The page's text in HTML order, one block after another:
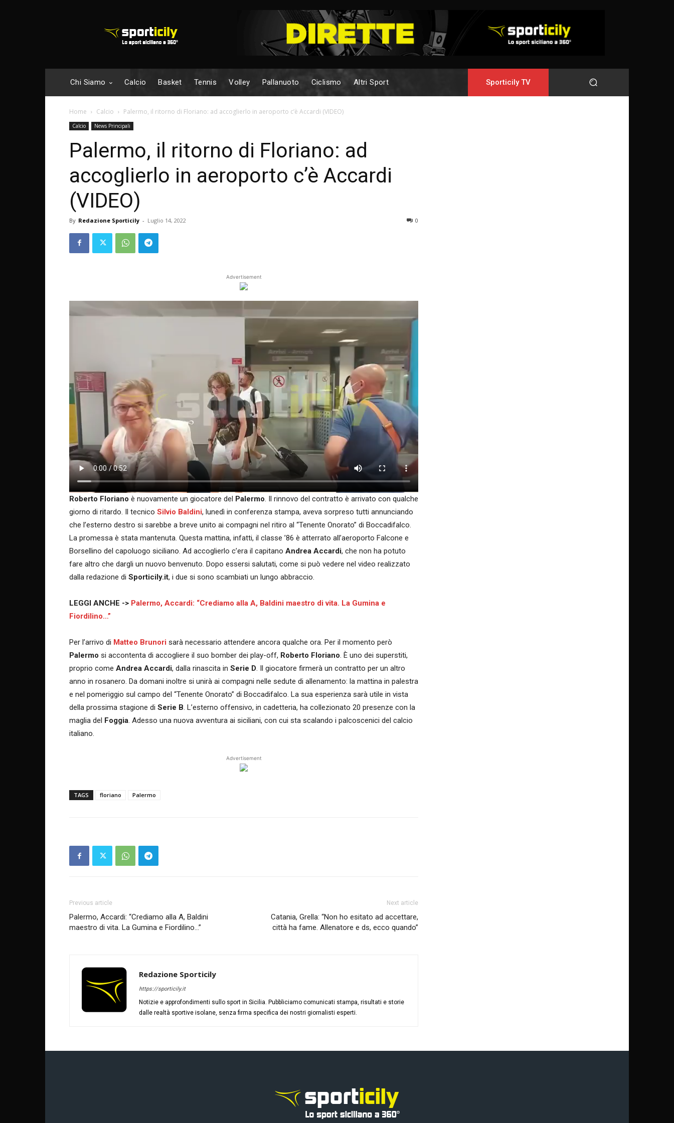
Chi Siamo Calcio Basket Tennis Volley Pallanuoto Ciclismo Altri Sport Sporticily TV
Home Calcio Palermo, il ritorno di Floriano: ad accoglierlo in aeroporto c’è Accardi (VIDEO)
Calcio News Principali
Palermo, il ritorno di Floriano: ad
accoglierlo in aeroporto c’è Accardi
(VIDEO)
By Redazione Sporticily - Luglio 14, 2022 0
Advertisement
Roberto Floriano è nuovamente un giocatore del Palermo. Il rinnovo del contratto è arrivato con qualche
giorno di ritardo. Il tecnico Silvio Baldini, lunedì in conferenza stampa, aveva sorpreso tutti annunciando
che l’esterno destro si sarebbe a breve unito ai compagni nel ritiro al “Tenente Onorato” di Boccadifalco.
La promessa è stata mantenuta. Questa mattina, infatti, il classe ’86 è atterrato all’aeroporto Falcone e
Borsellino del capoluogo siciliano. Ad accoglierlo c’era il capitano Andrea Accardi, che non ha potuto
fare altro che dargli un nuovo benvenuto. Dopo essersi salutati, come si può vedere nel video realizzato
dalla redazione di Sporticily.it, i due si sono scambiati un lungo abbraccio.
LEGGI ANCHE -> Palermo, Accardi: “Crediamo alla A, Baldini maestro di vita. La Gumina e
Fiordilino…”
Per l’arrivo di Matteo Brunori sarà necessario attendere ancora qualche ora. Per il momento però
Palermo si accontenta di accogliere il suo bomber dei play-off, Roberto Floriano. È uno dei superstiti,
proprio come Andrea Accardi, dalla rinascita in Serie D. Il giocatore firmerà un contratto per un altro
anno in rosanero. Da domani inoltre si unirà ai compagni nelle sedute di allenamento: la mattina in palestra
e nel pomeriggio sul campo del “Tenente Onorato” di Boccadifalco. La sua esperienza sarà utile in vista
della prossima stagione di Serie B. L’esterno offensivo, in cadetteria, ha collezionato 20 presenze con la
maglia del
Foggia. Adesso una nuova avventura ai siciliani, con cui sta scalando i palcoscenici del calcio
italiano.
Advertisement
TAGS floriano Palermo
Previous article
Palermo, Accardi: “Crediamo alla A, Baldini
maestro di vita. La Gumina e Fiordilino…”
Next article
Catania, Grella: “Non ho esitato ad accettare,
città ha fame. Allenatore e ds, ecco quando”
Redazione Sporticily
https://sporticily.it
Notizie e approfondimenti sullo sport in Sicilia. Pubbliciamo comunicati stampa, risultati e storie
dalle realtà sportive isolane, senza firma specifica dei nostri giornalisti esperti.